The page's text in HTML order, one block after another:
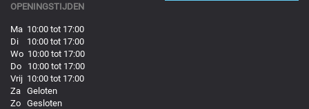
OPENINGSTIJDEN
Ma 10:00 tot 17:00
Di 10:00 tot 17:00
Wo 10:00 tot 17:00
Do 10:00 tot 17:00
Vrij 10:00 tot 17:00
Za Geloten
Zo Gesloten